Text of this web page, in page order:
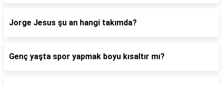
Jorge Jesus şu an hangi takımda?
Genç yaşta spor yapmak boyu kısaltır mı?